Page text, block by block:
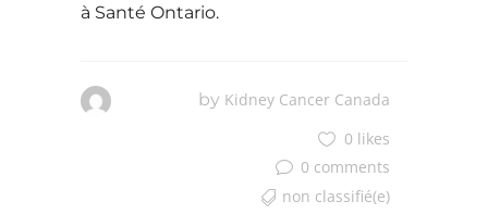
à Santé Ontario.
by Kidney Cancer Canada
0 likes
0 comments
non classifié(e)